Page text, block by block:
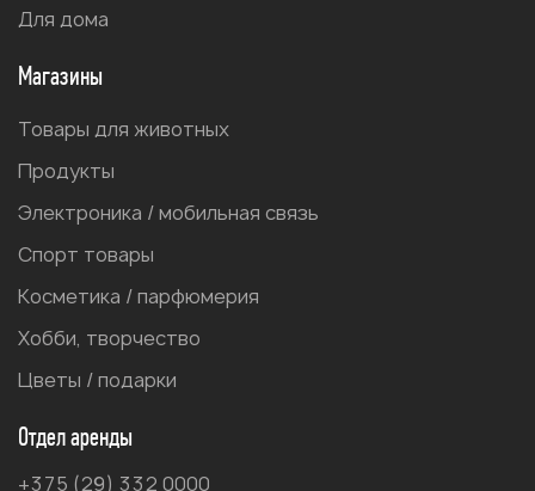
Для дома
Магазины
Товары для животных
Продукты
Электроника / мобильная связь
Спорт товары
Косметика / парфюмерия
Хобби, творчество
Цветы / подарки
Отдел аренды
+375 (29) 332 0000